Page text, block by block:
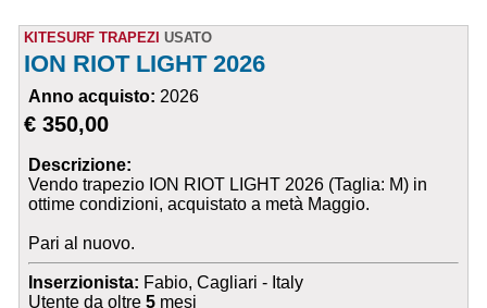
KITESURF TRAPEZI USATO
ION RIOT LIGHT 2026
Anno acquisto: 2026
€ 350,00
Descrizione:
Vendo trapezio ION RIOT LIGHT 2026 (Taglia: M) in
ottime condizioni, acquistato a metà Maggio.
Pari al nuovo.
Inserzionista: Fabio, Cagliari - Italy
Utente da oltre5 mesi